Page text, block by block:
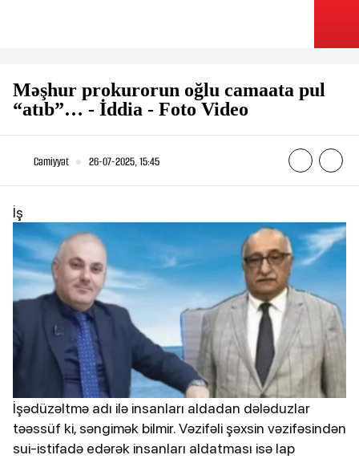
Məşhur prokurorun oğlu camaata pul
“atıb”… - İddia - Foto Video
Cəmiyyət 26-07-2025, 15:45
İş
İşədüzəltmə adı ilə insanları aldadan dələduzlar
təəssüf ki, səngimək bilmir. Vəzifəli şəxsin vəzifəsindən
sui-istifadə edərək insanları aldatması isə lap